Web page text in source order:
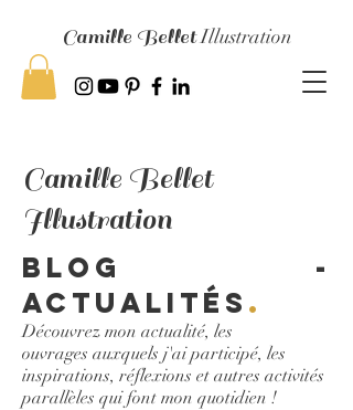
Camille BelletIllustration
Camille Bellet
Illustration
Blog -
Actualités .
Découvrez mon actualité, les
ouvrages auxquels j'ai participé, les
inspirations, réflexions et autres activités
parallèles qui font mon quotidien !